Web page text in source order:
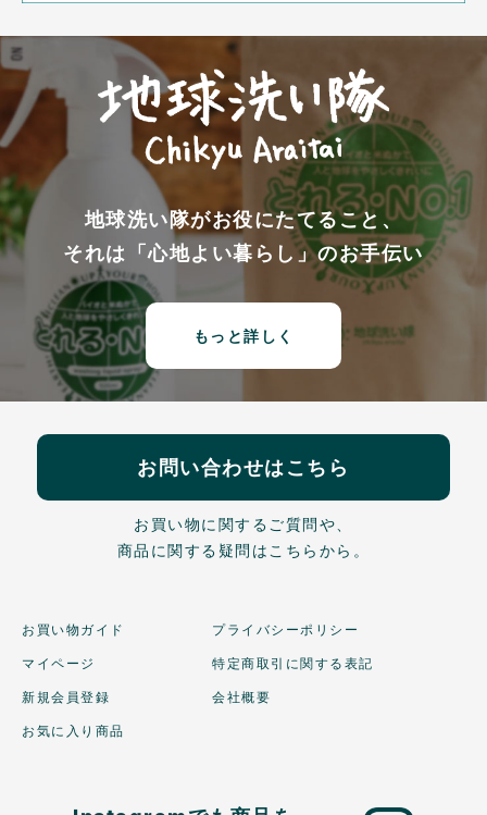
地球洗い隊がお役にたてること、
それは「心地よい暮らし」のお手伝い
もっと詳しく
お問い合わせはこちら
お買い物に関するご質問や、
商品に関する疑問はこちらから。
お買い物ガイド
マイページ
新規会員登録
お気に入り商品
プライバシーポリシー
特定商取引に関する表記
会社概要